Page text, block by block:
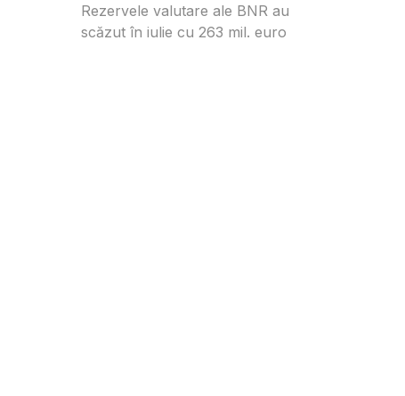
Rezervele valutare ale BNR au
scăzut în iulie cu 263 mil. euro